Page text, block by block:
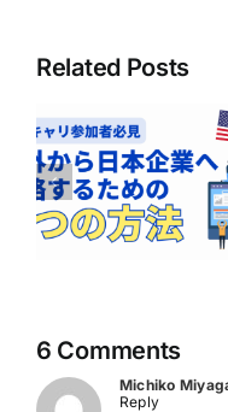
Related Posts
Bell
ーザー必
Craveの
ランが無料
しめるか
6 Comments
Michiko
Reply